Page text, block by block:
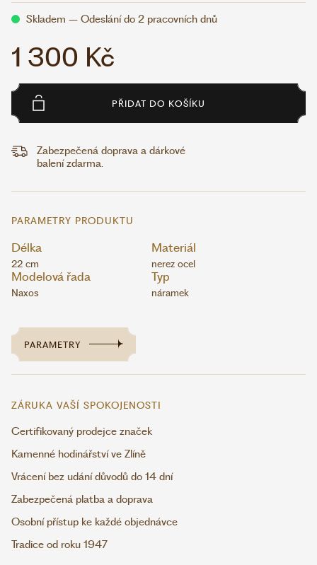
Skladem – Odeslání do 2 pracovních dnů
1 300 Kč
PŘIDAT DO KOŠÍKU
Zabezpečená doprava a dárkové
balení zdarma.
PARAMETRY PRODUKTU
Délka
22 cm
Materiál
nerez ocel
Modelová řada
Naxos
Typ
náramek
PARAMETRY
ZÁRUKA VAŠÍ SPOKOJENOSTI
Certifikovaný prodejce značek
Kamenné hodinářství ve Zlíně
Vrácení bez udání důvodů do 14 dní
Zabezpečená platba a doprava
Osobní přístup ke každé objednávce
Tradice od roku 1947